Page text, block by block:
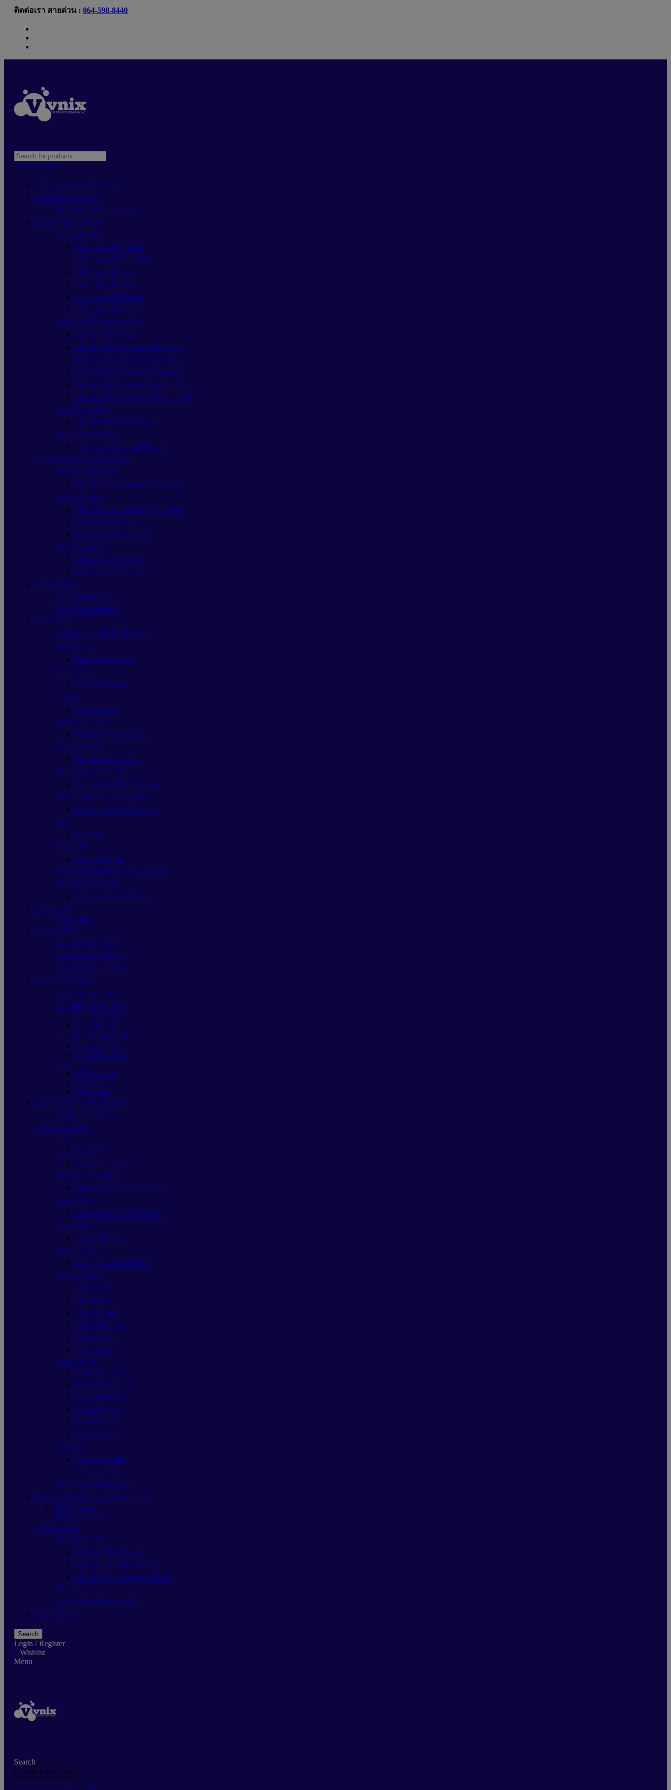
ติดต่อเรา สายด่วน : 064-598-8440
Select category
อุปกรณ์อ่านการ์ดSanDisk
โทรศัพท์สำนักงาน
โทรศัพท์สำนักงาน Cisco
ระบบกล้องวงจรปิด
กล้องวงจรปิด
กล้องวงจรปิดDahua
กล้องวงจรปิดHikvision
กล้องวงจรปิดImou
กล้องวงจรปิดEzviz
กล้องวงจรปิดTp-link
กล้องวงจรปิดHilook
เครื่องบันทึกกล้องวงจรปิด
เครื่องบันทึกDahua
เครื่องบันทึกกล้องวงจรปิดHilook
เครื่องบันทึกกล้องวงจรปิดTp-link
เครื่องบันทึกกล้องวงจรปิดImou
เครื่องบันทึกกล้องวงจรปิดUniarch
เครื่องบันทึกกล้องวงจรปิดHikvision
กล้องติดรถยนต์
กล้องติดรถยนต์Hikvision
อุปกรณ์เสริมกล้อง
อุปกรณ์เสริมกล้องHikvision
อุปกรณ์รักษาความปลอดภัย
เครื่องสแกนใบหน้า
อุปกรณ์ความปลอดภัยHikvision
เครื่องสแกนนิ้ว
เครื่องสแกนลายนิ้วมือHikvision
เครื่องสแกนนิ้วHIP
เครื่องสแกนนิ้วZKteco
เครื่องสแกนบัตร
เครื่องสแกนบัตรHIP
เครื่องสแกนบัตรZKteco
แฟรชไดร์ฟ
แฟรชไดร์ฟApacer
แฟรชไดร์ฟSanDisk
อุปกรณ์ช่าง
เครื่องอ่าน-เขียนดีวีดีพกพา
ที่แขวนหูฟัง
ที่แขวนหูฟัง Asus
เมาส์ไร้สาย
เมาส์ไร้สายAsus
การ์ดจอ
การ์ดจอAsus
เคสคอมพิวเตอร์
เคสคอมพิวเตอร์Asus
คีย์บอร์ดไร้สาย
คีย์บอร์ดไร้สายAsus
เคสเปล่าสมาร์ทโฟน
เคสเปล่าสมาร์ทโฟนAsus
ชุดระบายความร้อนแบบน้ำ
ชุดระบายความร้อนAsus
หูฟัง
หูฟังAsus
เมนบอร์ด
เมนบอร์ดAsus
สายแลนเชื่อมต่ออุปกรณ์เน็ตเวิร์ค
พาวเวอร์ซัพพลาย
พาวเวอร์ซัพพลายAsus
Ram (แรม)
RAM Adata
จอมอนิเตอร์
จอมอนิเตอร์ ASUS
จอมอนิเตอร์ Viewsonic
จอมอนิเตอร์ Samsung
อุปกรณ์เก็บข้อมูล
อุปกรณ์อ่านการ์ด
SD Card (เอสดีการ์ด)
SD Card Sandisk
SD Card Adata
SD Card HDD(ฮาร์ดดิส)
SD Card WD
SD Card Seagate
SSD
SSD Sandisk
SSD WD
SSD Adata
อุปกรณ์ต่อพ่วง/สายเชื่อมต่อ
อะแดปเตอร์ Cisco
อุปกรณ์เน็ตเวิร์ก
SFP
SFP Cisco
Access Point
Access Point Cisco
เครื่องโปรเจคเตอร์
โปรเจคเตอร์ VIEWSONIC
โมดูลไร้สาย
โมดูลไร้สาย VIEWSONIC
สายเคเบิล
สายเคเบิลCisco
ชุดอุปกรณ์ยึด
ชุดอุปกรณ์ยึดInterlink
Switch (สวิตช์)
สวิตช์Cisco
สวิตช์Glink
สวิตซ์D-Link
สวิตซ์Hikvision
สวิตซ์ZyXEL
สวิตซ์Dahua
Router 4G/5G
เร้าเตอร์D-Link
เร้าเตอร์Mercusys
เร้าเตอร์Tp-link
เร้าเตอร์Tenda
เร้าเตอร์ASUS
เร้าเตอร์H3C
สายแลน
สายแลน G link
สายแลน Link
อุปกรณ์ขยายสัญญาณ
NAS (อุปกรณ์เก็บข้อมูลเครือข่าย)
NAS QNAP
NAS Synology
อุปกรณ์ไฟฟ้า
เครื่องสำรองไฟ
เครื่องสำรองไฟ APC
เครื่องสำรองไฟ ZIRCON
เครื่องสำรองไฟ Cyber Power
ปลั๊กไฟ
แบตเตอรี่เครื่องสำรองไฟ
สินค้าทั้งหมด
Search
Login / Register
0 Wishlist
Menu
Search
Browse Categories